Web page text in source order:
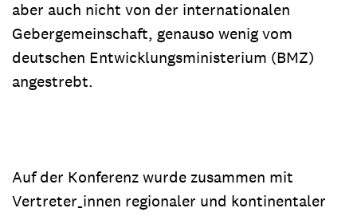
aber auch nicht von der internationalen
Gebergemeinschaft, genauso wenig vom
deutschen Entwicklungsministerium (BMZ)
angestrebt.
Auf der Konferenz wurde zusammen mit
Vertreter_innen regionaler und kontinentaler